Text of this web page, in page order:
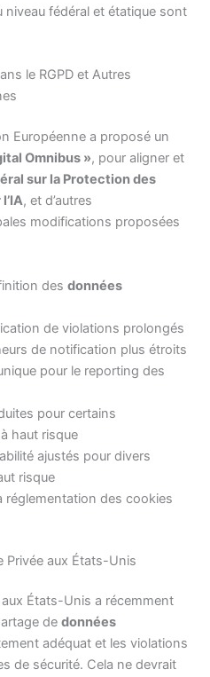
niveau fédéral et étatique sont
le RGPD et Autres
Européenne a proposé un
Omnibus », pour aligner et
sur la Protection des
, et d’autres
modifications proposées
desdonnées
de violations prolongés
de notification plus étroits
pour le reporting des
pour certains
haut risque
ajustés pour divers
risque
réglementation des cookies
Privée aux États-Unis
aux États-Unis a récemment
dedonnées
adéquat et les violations
de sécurité. Cela ne devrait